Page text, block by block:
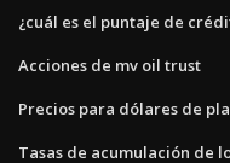
¿cuál es el puntaje de
Acciones de mv oil trust
Precios para dólares de
Tasas de acumulación de